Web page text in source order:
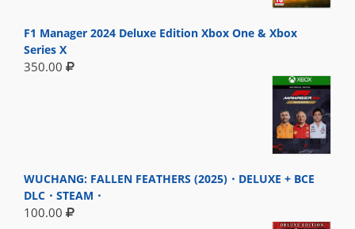
F1 Manager 2024 Deluxe Edition Xbox One & Xbox
Series X
350.00
WUCHANG: FALLEN FEATHERS (2025)・DELUXE + ВСЕ
DLC・STEAM・
100.00